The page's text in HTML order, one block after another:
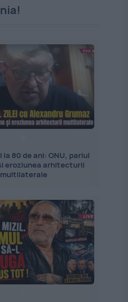
la 80 de ani: ONU, pariul
eroziunea arhitecturii
multilaterale